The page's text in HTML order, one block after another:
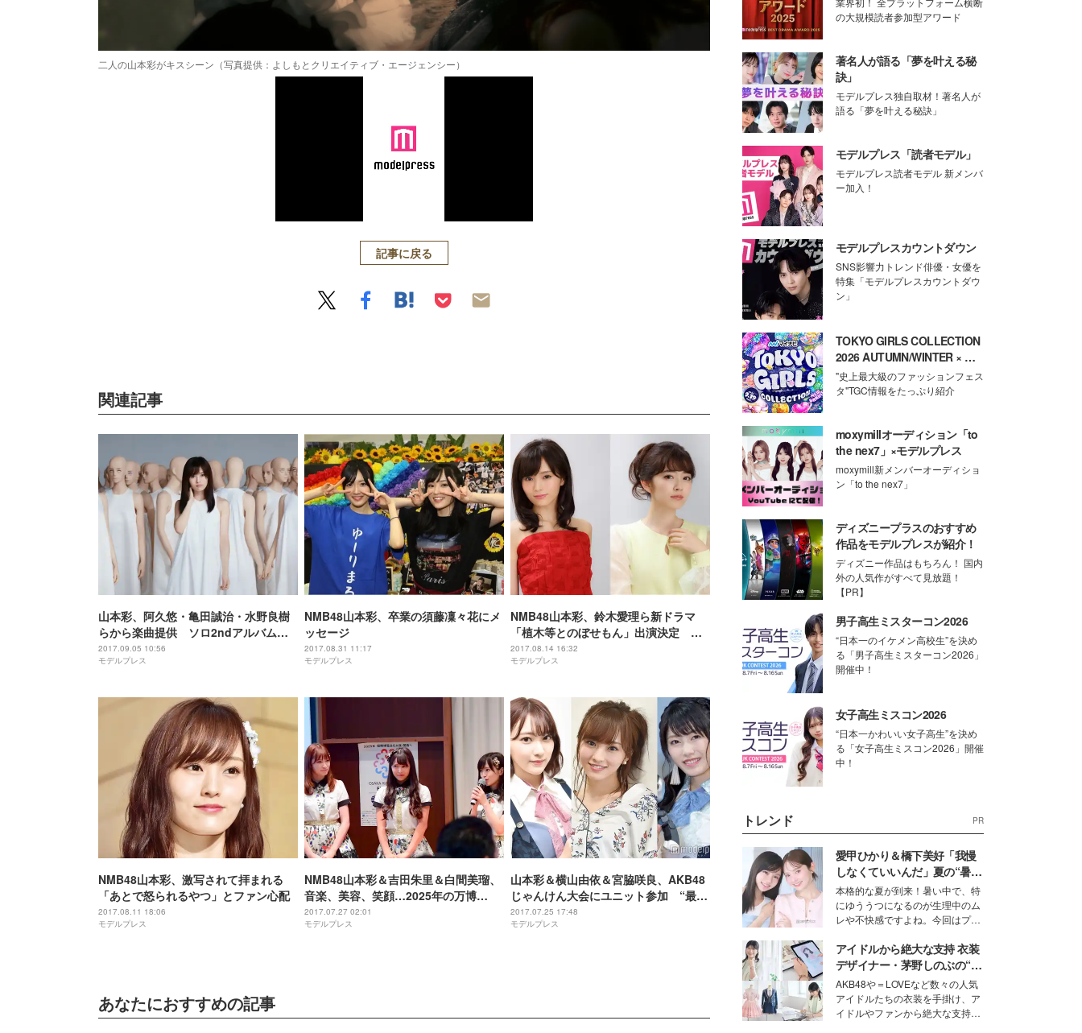
二人の山本彩がキスシーン（写真提供：よしもとクリエイティブ・エージェンシー）
記事に戻る
関連記事
山本彩、阿久悠・亀田誠治・水野良樹
らから楽曲提供 ソロ2ndアルバム詳
細解禁
2017.09.05 10:56
モデルプレス
NMB48山本彩、卒業の須藤凜々花にメ
ッセージ
2017.08.31 11:17
モデルプレス
NMB48山本彩、鈴木愛理ら新ドラマ
「植木等とのぼせもん」出演決定 名
曲を披露＆コントにも挑戦
2017.08.14 16:32
モデルプレス
NMB48山本彩、激写されて拝まれる
「あとで怒られるやつ」とファン心配
2017.08.11 18:06
モデルプレス
NMB48山本彩＆吉田朱里＆白間美瑠、
音楽、美容、笑顔…2025年の万博
で“実現したいこと”語る
2017.07.27 02:01
モデルプレス
山本彩＆横山由依＆宮脇咲良、AKB48
じゃんけん大会にユニット参加 “最強
チーム”に期待の声
2017.07.25 17:48
モデルプレス
あなたにおすすめの記事
の大規模読者参加型アワード
著名人が語る「夢を叶える秘
訣」
モデルプレス独自取材！著名人が
語る「夢を叶える秘訣」
モデルプレス「読者モデル」
モデルプレス読者モデル 新メンバ
ー加入！
モデルプレスカウントダウン
SNS影響力トレンド俳優・女優を
特集「モデルプレスカウントダウ
ン」
TOKYO GIRLS COLLECTION
2026 AUTUMN/WINTER × モ
デルプレス
"史上最大級のファッションフェス
タ"TGC情報をたっぷり紹介
moxymillオーディション「to
the nex7」×モデルプレス
moxymill新メンバーオーディショ
ン「to the nex7」
ディズニープラスのおすすめ
作品をモデルプレスが紹介！
ディズニー作品はもちろん！ 国内
外の人気作がすべて見放題！
【PR】
男子高生ミスターコン2026
“日本一のイケメン高校生”を決め
る「男子高生ミスターコン2026」
開催中！
女子高生ミスコン2026
“日本一かわいい女子高生”を決め
る「女子高生ミスコン2026」開催
中！
トレンド PR
愛甲ひかり＆橋下美好「我慢
しなくていいんだ」夏の“暑さ
対策”の新しい選択肢とは？
本格的な夏が到来！暑い中で、特
にゆううつになるのが生理中のム
レや不快感ですよね。今回はプラ
モデル・愛甲ひかりさんと橋下美
好さんを迎えて本音で女子会トー
ク。猛暑のお出かけを快適に過ご
すヒントや、2人が感動した夏の
生理の新常識にも迫りました。
アイドルから絶大な支持 衣装
デザイナー・茅野しのぶの“可
愛い”を作る美学＜「シチズン
クロスシー」インタビュー＞
AKB48や＝LOVEなど数々の人気
アイドルたちの衣装を手掛け、ア
イドルやファンから絶大な支持を